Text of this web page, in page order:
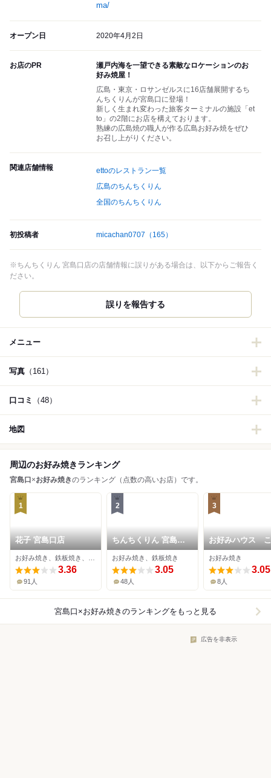
ma/
オープン日 2020年4月2日
お店のPR
瀬戸内海を一望できる素敵なロケーションのお
好み焼屋！
広島・東京・ロサンゼルスに16店舗展開するち
んちくりんが宮島口に登場！
新しく生まれ変わった旅客ターミナルの施設「et
to」の2階にお店を構えております。
熟練の広島焼の職人が作る広島お好み焼をぜひ
お召し上がりください。
関連店舗情報
ettoのレストラン一覧
広島のちんちくりん
全国のちんちくりん
初投稿者 micachan0707 （165）
※ちんちくりん 宮島口店の店舗情報に誤りがある場合は、以下からご報告く
ださい。
誤りを報告する
メニュー
写真 （161）
口コミ （48）
地図
周辺のお好み焼きランキング
宮島口 ×お好み焼きのランキング（点数の高いお店）です。
1
花子 宮島口店
3.36
91人
2
ちんちくりん 宮島口
店
お好み焼き、鉄板焼き
3.05
48人
3
お好みハウス
お好み焼き
3.05
8人
宮島口×お好み焼き のランキングをもっと見る
広告を非表示